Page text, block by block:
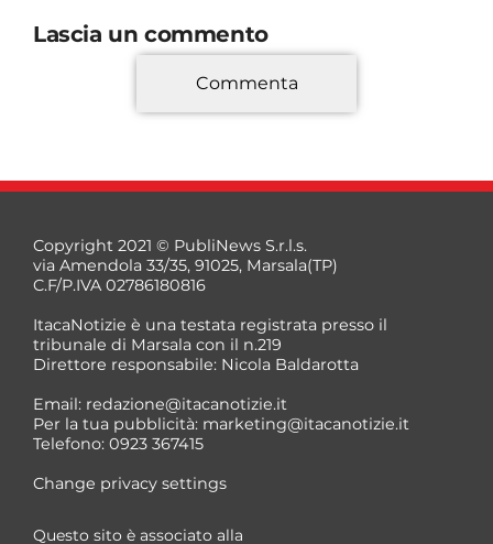
Lascia un commento
*
*
Commenta
Copyright 2021 © PubliNews S.r.l.s.
via Amendola 33/35, 91025, Marsala(TP)
C.F/P.IVA 02786180816
ItacaNotizie è una testata registrata presso il
tribunale di Marsala con il n.219
Direttore responsabile: Nicola Baldarotta
Email: redazione@itacanotizie.it
Per la tua pubblicità: marketing@itacanotizie.it
Telefono: 0923 367415
Change privacy settings
Questo sito è associato alla